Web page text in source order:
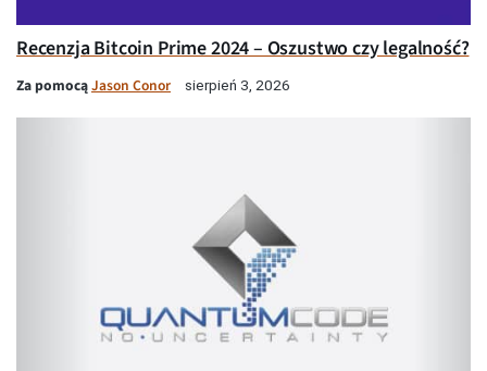
Recenzja Bitcoin Prime 2024 – Oszustwo czy legalność?
Za pomocąJason Conor sierpień 3, 2026